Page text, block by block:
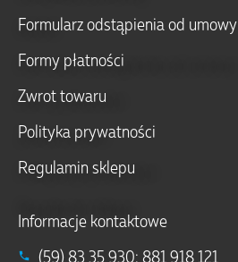
Formularz odstąpienia od umowy
Formy płatności
Zwrot towaru
Polityka prywatności
Regulamin sklepu
Informacje kontaktowe
(59) 83 35 930; 881 918 121